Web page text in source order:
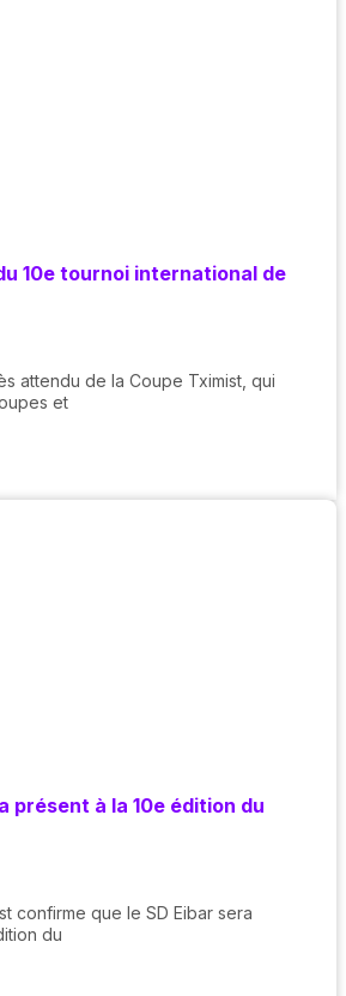
10e tournoi international de
attendu de la Coupe Tximist, qui
et
présent à la 10e édition du
confirme que le SD Eibar sera
du